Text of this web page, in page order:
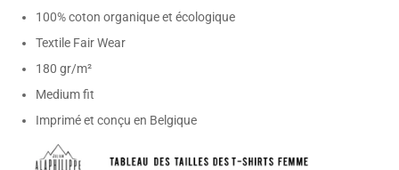
100% coton organique et écologique
Textile Fair Wear
180 gr/m²
Medium fit
Imprimé et conçu en Belgique